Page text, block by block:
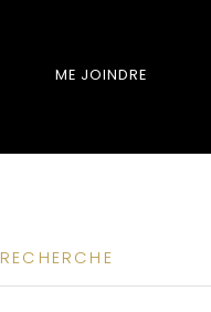
ME JOINDRE
RECHERCHE